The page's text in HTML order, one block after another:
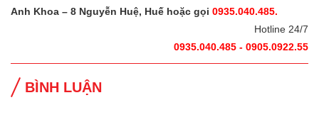
Anh Khoa – 8 Nguyễn Huệ, Huế hoặc gọi 0935.040.485.
Hotline 24/7
0935.040.485 - 0905.0922.55
BÌNH LUẬN